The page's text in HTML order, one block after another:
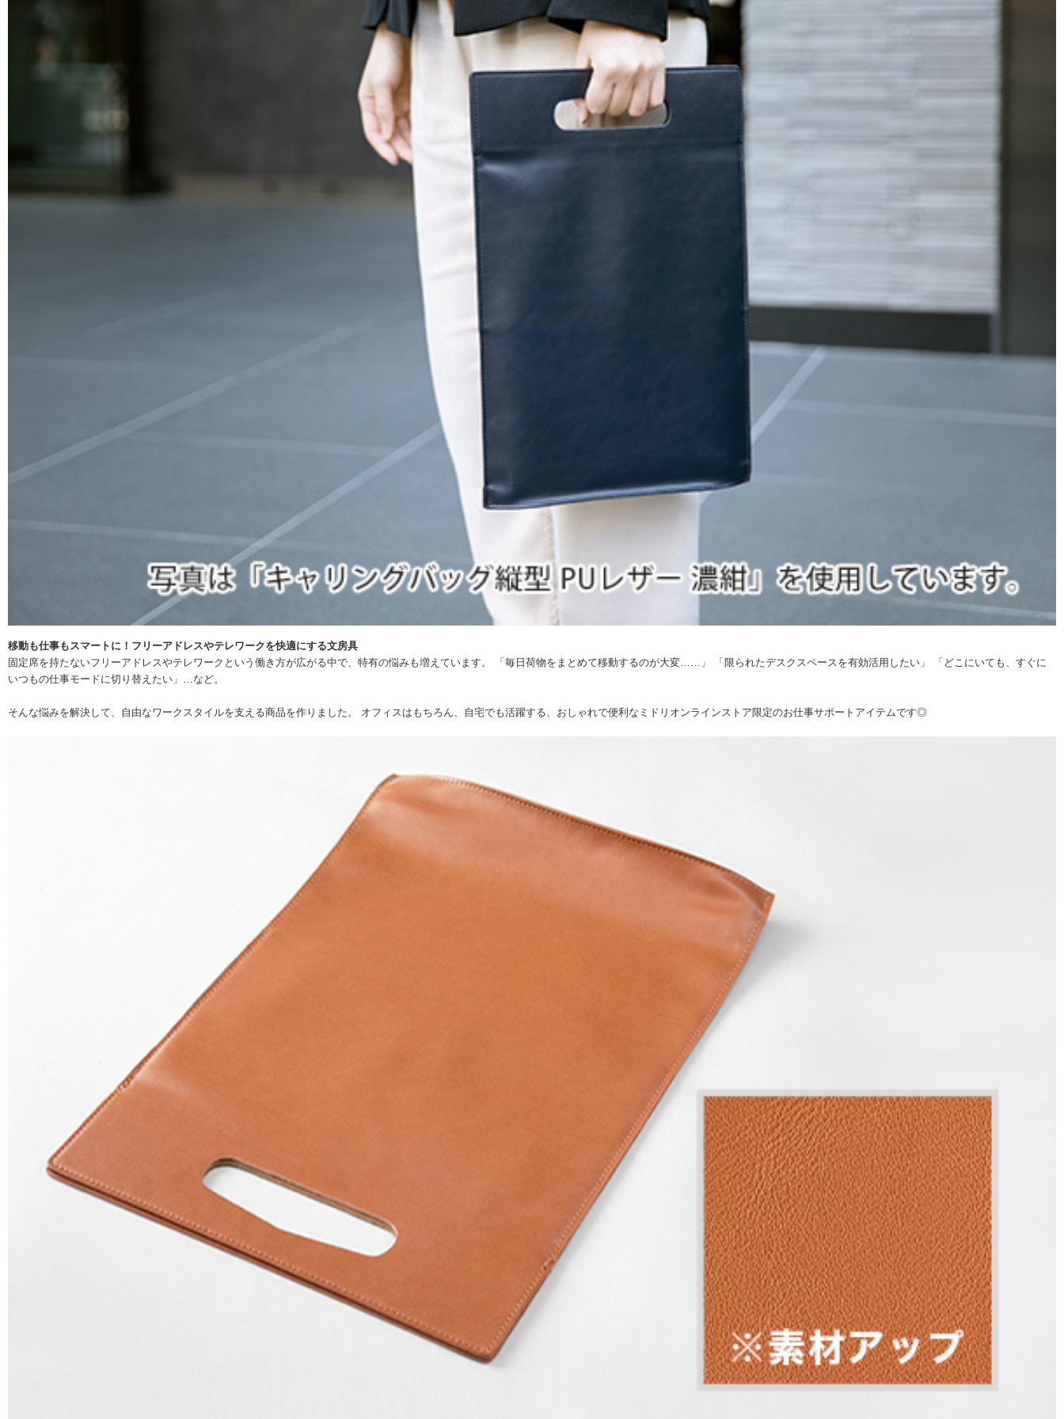
移動も仕事もスマートに！フリーアドレスやテレワークを快適にする文房具
固定席を持たないフリーアドレスやテレワークという働き方が広がる中で、特有の悩みも増えています。 「毎日荷物をまとめて移動するのが大変……」 「限られたデスクスペースを有効活用したい」 「どこにいても、すぐに
いつもの仕事モードに切り替えたい」…など。
そんな悩みを解決して、自由なワークスタイルを支える商品を作りました。 オフィスはもちろん、自宅でも活躍する、おしゃれで便利なミドリオンラインストア限定のお仕事サポートアイテムです◎